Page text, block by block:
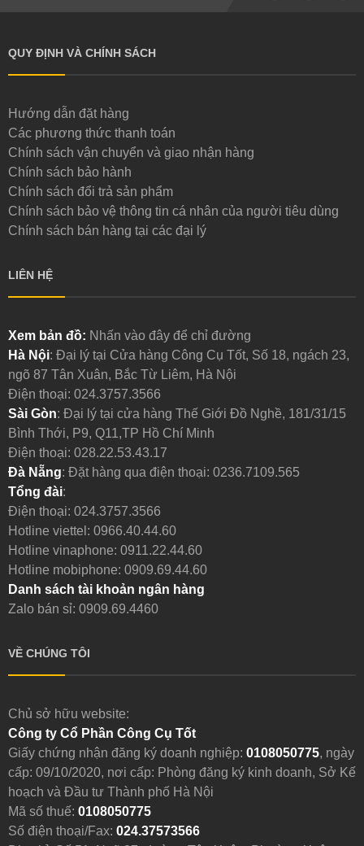
QUY ĐỊNH VÀ CHÍNH SÁCH
Hướng dẫn đặt hàng
Các phương thức thanh toán
Chính sách vận chuyển và giao nhận hàng
Chính sách bảo hành
Chính sách đổi trả sản phẩm
Chính sách bảo vệ thông tin cá nhân của người tiêu dùng
Chính sách bán hàng tại các đại lý
LIÊN HỆ
Xem bản đồ: Nhấn vào đây để chỉ đường
Hà Nội: Đại lý tại Cửa hàng Công Cụ Tốt, Số 18, ngách 23,
ngõ 87 Tân Xuân, Bắc Từ Liêm, Hà Nội
Điện thoại: 024.3757.3566
Sài Gòn: Đại lý tại cửa hàng Thế Giới Đồ Nghề, 181/31/15
Bình Thới, P9, Q11,TP Hồ Chí Minh
Điện thoại: 028.22.53.43.17
Đà Nẵng: Đặt hàng qua điện thoại: 0236.7109.565
Tổng đài:
Điện thoại: 024.3757.3566
Hotline viettel: 0966.40.44.60
Hotline vinaphone: 0911.22.44.60
Hotline mobiphone: 0909.69.44.60
Danh sách tài khoản ngân hàng
Zalo bán sỉ: 0909.69.4460
VỀ CHÚNG TÔI
Chủ sở hữu website:
Công ty Cổ Phần Công Cụ Tốt
Giấy chứng nhận đăng ký doanh nghiệp: 0108050775, ngày
cấp: 09/10/2020, nơi cấp: Phòng đăng ký kinh doanh, Sở Kế
hoạch và Đầu tư Thành phố Hà Nội
Mã số thuế: 0108050775
Số điện thoại/Fax: 024.37573566